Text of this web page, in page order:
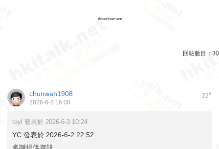
Advertisement
回帖數目： 30
22#
chunwah1908
2026-6-3 16:00
toyl 發表於 2026-6-3 10:24
YC 發表於 2026-6-2 22:52